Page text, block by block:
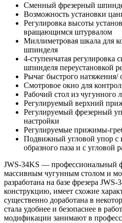
Сменный фрезерный
Возможность установки
Регулировка высоты
вращающимся штурвалом
Миллиметровая шкала для
шпинделя
4-ступенчатая регулировка
шпинделя переустановкой
Рычаг быстрого натяжения/
Смотровое окно для
Рабочий стол из чугунного
Регулируемый верхний
Регулируемый фрезерный
настройки
Регулируемые прижимы-
Подвижный угловой упор с
образного паза и с угловой
JWS-34KS — профессиональный
массивным чугунным столом и
разработана на базе фрезера
конструкцию, имеет схожие
существенно доработана в
стала удобнее и безопаснее в
модификации занимают в